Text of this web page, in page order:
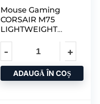
Mouse Gaming
CORSAIR M75
LIGHTWEIGHT
ADAUGĂ ÎN COȘ